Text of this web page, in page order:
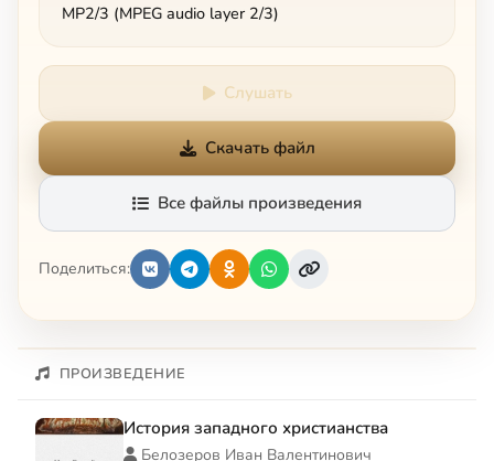
MP2/3 (MPEG audio layer 2/3)
Слушать
Скачать файл
Все файлы произведения
Поделиться:
ПРОИЗВЕДЕНИЕ
История западного христианства
Белозеров Иван Валентинович